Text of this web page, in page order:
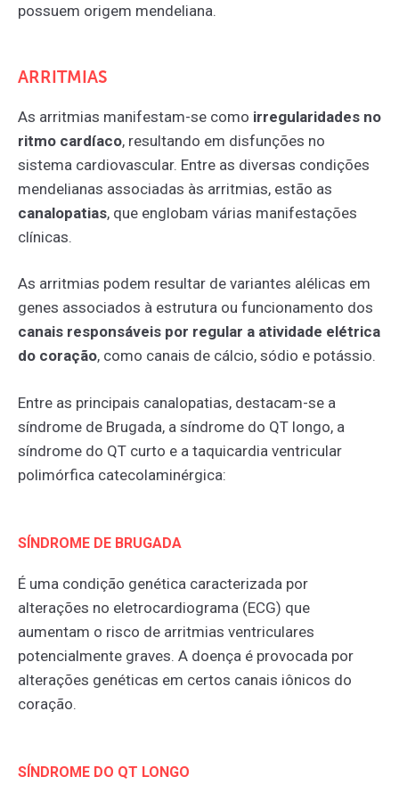
possuem origem mendeliana.
ARRITMIAS
As arritmias manifestam-se como irregularidades no
ritmo cardíaco, resultando em disfunções no
sistema cardiovascular. Entre as diversas condições
mendelianas associadas às arritmias, estão as
canalopatias, que englobam várias manifestações
clínicas.
As arritmias podem resultar de variantes alélicas em
genes associados à estrutura ou funcionamento dos
canais responsáveis por regular a atividade elétrica
do coração, como canais de cálcio, sódio e potássio.
Entre as principais canalopatias, destacam-se a
síndrome de Brugada, a síndrome do QT longo, a
síndrome do QT curto e a taquicardia ventricular
polimórfica catecolaminérgica:
SÍNDROME DE BRUGADA
É uma condição genética caracterizada por
alterações no eletrocardiograma (ECG) que
aumentam o risco de arritmias ventriculares
potencialmente graves. A doença é provocada por
alterações genéticas em certos canais iônicos do
coração.
SÍNDROME DO QT LONGO